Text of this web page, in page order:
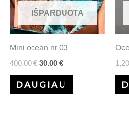
IŠPARDUOTA
Mini ocean nr 03
400.00€ 30.00 €
DAUGIAU